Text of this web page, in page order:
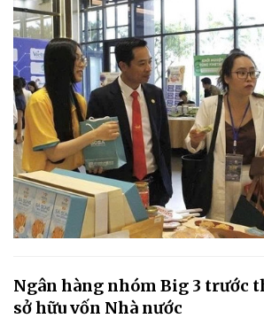
Ngân hàng nhóm Big 3 trước
sở hữu vốn Nhà nước